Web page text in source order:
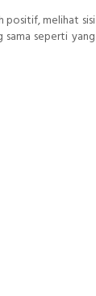
positif, melihat sisi
sama seperti yang